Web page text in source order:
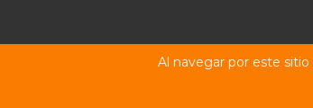
Al navegar por este sitio